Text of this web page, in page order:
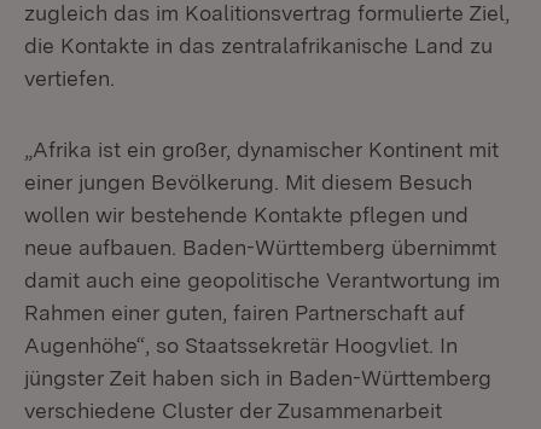
zugleich das im Koalitionsvertrag formulierte Ziel,
die Kontakte in das zentralafrikanische Land zu
vertiefen.
„Afrika ist ein großer, dynamischer Kontinent mit
einer jungen Bevölkerung. Mit diesem Besuch
wollen wir bestehende Kontakte pflegen und
neue aufbauen. Baden-Württemberg übernimmt
damit auch eine geopolitische Verantwortung im
Rahmen einer guten, fairen Partnerschaft auf
Augenhöhe“, so Staatssekretär Hoogvliet. In
jüngster Zeit haben sich in Baden-Württemberg
verschiedene Cluster der Zusammenarbeit